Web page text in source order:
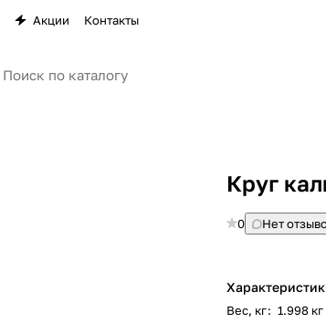
Акции Контакты
Круг
0 Нет
Вес, кг: 1.998 кг